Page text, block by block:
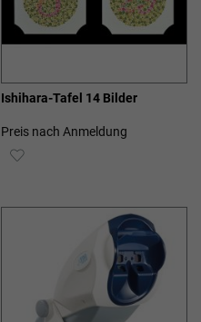
Ishihara-Tafel 14 Bilder
Preis nach Anmeldung
ZUR